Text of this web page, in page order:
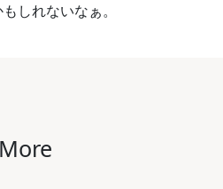
しれないなぁ。
More